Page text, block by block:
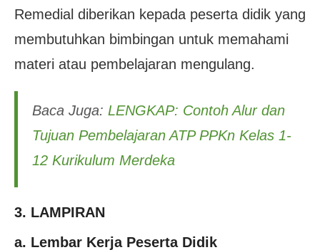
Remedial diberikan kepada peserta didik yang
membutuhkan bimbingan untuk memahami
materi atau pembelajaran mengulang.
Baca Juga: LENGKAP: Contoh Alur dan
Tujuan Pembelajaran ATP PPKn Kelas 1-
12 Kurikulum Merdeka
3. LAMPIRAN
a. Lembar Kerja Peserta Didik